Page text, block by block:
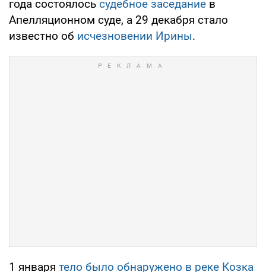
года состоялось судебное заседание в
Апелляционном суде, а 29 декабря стало
известно об исчезновении Ирины.
1 января тело было обнаружено в реке Козка